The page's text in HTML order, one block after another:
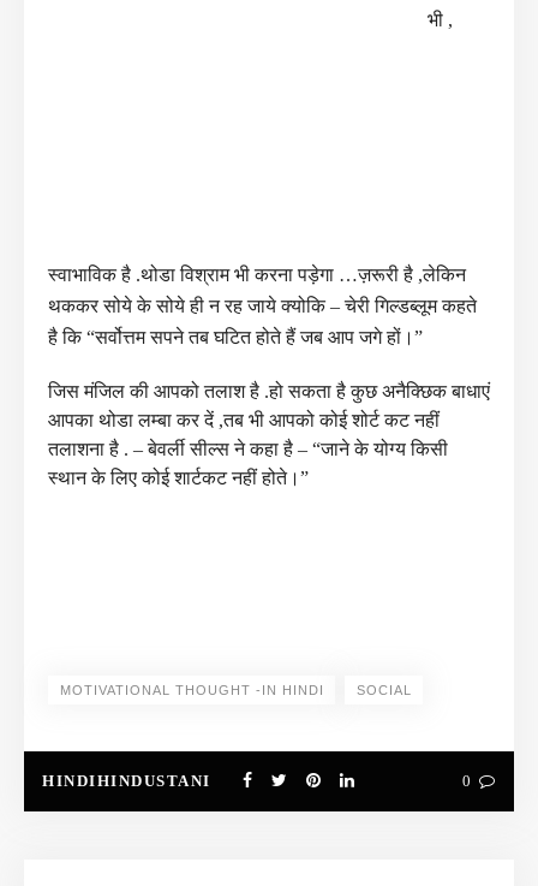
भी ,
स्वाभाविक है .थोडा विश्राम भी करना पड़ेगा …ज़रूरी है ,लेकिन
थककर सोये के सोये ही न रह जाये क्योकि – चेरी गिल्डब्लूम कहते
है कि “सर्वोत्तम सपने तब घटित होते हैं जब आप जगे हों।”
जिस मंजिल की आपको तलाश है .हो सकता है कुछ अनैक्छिक बाधाएं
आपका थोडा लम्बा कर दें ,तब भी आपको कोई शोर्ट कट नहीं
तलाशना है . – बेवर्ली सील्स ने कहा है – “जाने के योग्य किसी
स्थान के लिए कोई शार्टकट नहीं होते।”
MOTIVATIONAL THOUGHT -IN HINDI SOCIAL
HINDIHINDUSTANI 0